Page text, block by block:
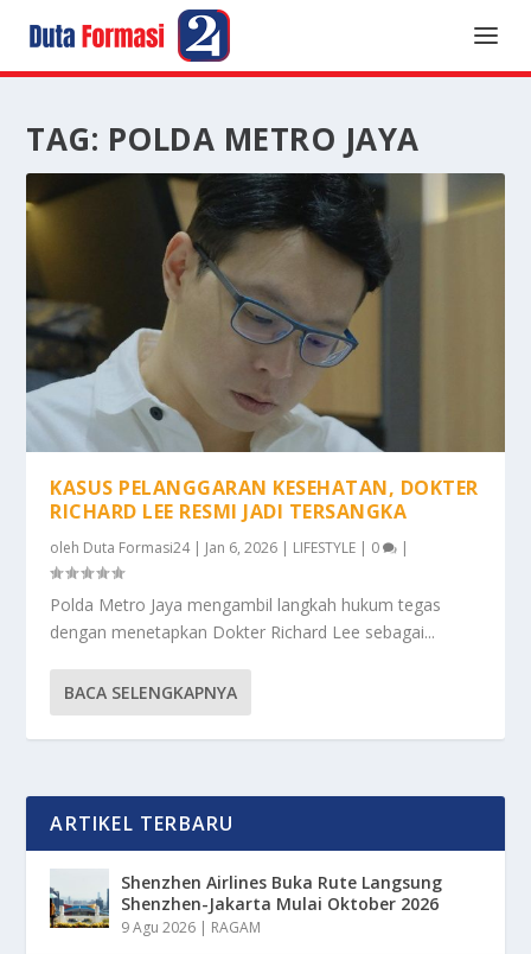
TAG: POLDA METRO JAYA
KASUS PELANGGARAN KESEHATAN, DOKTER
RICHARD LEE RESMI JADI TERSANGKA
oleh Duta Formasi24| Jan 6, 2026 | LIFESTYLE | 0 |
Polda Metro Jaya mengambil langkah hukum tegas
dengan menetapkan Dokter Richard Lee sebagai...
BACA SELENGKAPNYA
ARTIKEL TERBARU
Shenzhen Airlines Buka Rute Langsung
Shenzhen-Jakarta Mulai Oktober 2026
9 Agu 2026 | RAGAM